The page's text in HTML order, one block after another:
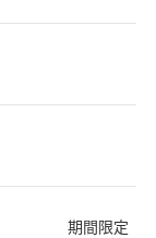
期間限定（